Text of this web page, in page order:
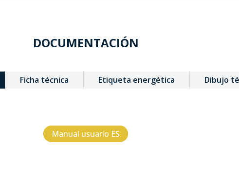
DOCUMENTACIÓN
Ficha técnica Etiqueta energética Dibujo
Manual usuario ES